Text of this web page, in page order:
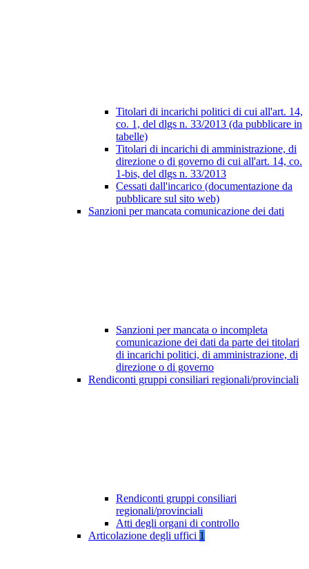
Titolari di incarichi politici di cui all'art. 14,
co. 1, del dlgs n. 33/2013 (da pubblicare in
tabelle)
Titolari di incarichi di amministrazione, di
direzione o di governo di cui all'art. 14, co.
1-bis, del dlgs n. 33/2013
Cessati dall'incarico (documentazione da
pubblicare sul sito web)
Sanzioni per mancata comunicazione dei dati
Sanzioni per mancata o incompleta
comunicazione dei dati da parte dei titolari
di incarichi politici, di amministrazione, di
direzione o di governo
Rendiconti gruppi consiliari regionali/provinciali
Rendiconti gruppi consiliari
regionali/provinciali
Atti degli organi di controllo
Articolazione degli uffici 1